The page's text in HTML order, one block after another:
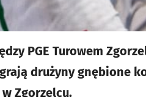
PGE Turowem
drużyny gnębione
Zgorzelcu.